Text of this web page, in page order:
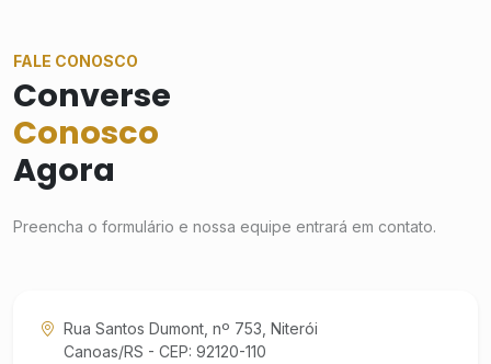
FALE CONOSCO
Converse
Conosco
Agora
Preencha o formulário e nossa equipe entrará em contato.
Rua Santos Dumont, nº 753, Niterói
Canoas/RS - CEP: 92120-110